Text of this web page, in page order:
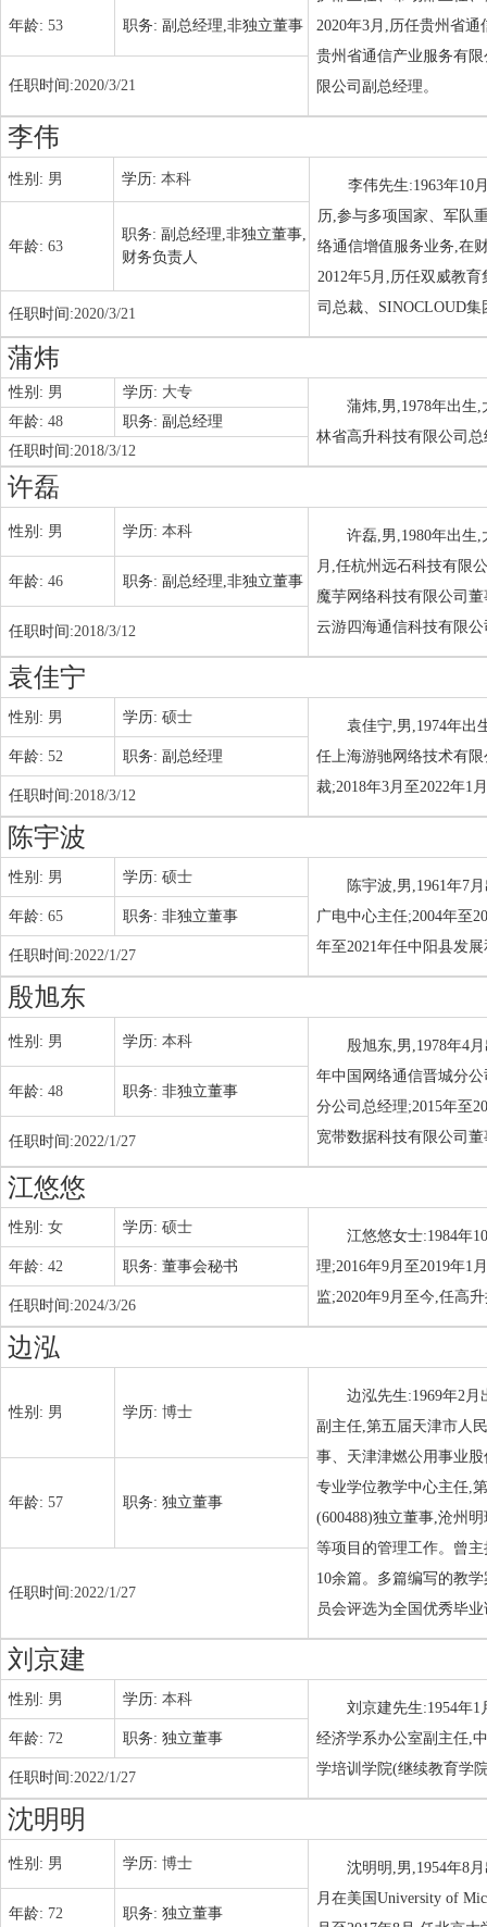
2020年3月,历任贵州省
贵州省通信产业服务有
限公司副总经理。
年龄: 53 职务: 副总经理,非独立董事
任职时间:2020/3/21
李伟
性别: 男 学历: 本科
李伟先生:1963年10
历,参与多项国家、军队
络通信增值服务业务,在
2012年5月,历任双威教
司总裁、SINOCLOUD
年龄: 63
职务: 副总经理,非独立董事,
财务负责人
任职时间:2020/3/21
蒲炜
性别: 男 学历: 大专
蒲炜,男,1978年出生
林省高升科技有限公司
年龄: 48 职务: 副总经理
任职时间:2018/3/12
许磊
性别: 男 学历: 本科
许磊,男,1980年出生
月,任杭州远石科技有限
魔芋网络科技有限公司
云游四海通信科技有限
年龄: 46 职务: 副总经理,非独立董事
任职时间:2018/3/12
袁佳宁
性别: 男 学历: 硕士
袁佳宁,男,1974年出
任上海游驰网络技术有
裁;2018年3月至2022年1
年龄: 52 职务: 副总经理
任职时间:2018/3/12
陈宇波
性别: 男 学历: 硕士
陈宇波,男,1961年7
广电中心主任;2004年至
年至2021年任中阳县发
年龄: 65 职务: 非独立董事
任职时间:2022/1/27
殷旭东
性别: 男 学历: 本科
殷旭东,男,1978年4
年中国网络通信晋城分
分公司总经理;2015年至
宽带数据科技有限公司
年龄: 48 职务: 非独立董事
任职时间:2022/1/27
江悠悠
性别: 女 学历: 硕士
江悠悠女士:1984年
理;2016年9月至2019年1
监;2020年9月至今,任高
年龄: 42 职务: 董事会秘书
任职时间:2024/3/26
边泓
性别: 男 学历: 博士
边泓先生:1969年2
副主任,第五届天津市人
事、天津津燃公用事业
专业学位教学中心主任,
(600488)独立董事,沧州
等项目的管理工作。曾
10余篇。多篇编写的教
员会评选为全国优秀毕
年龄: 57 职务: 独立董事
任职时间:2022/1/27
刘京建
性别: 男 学历: 本科
刘京建先生:1954年
经济学系办公室副主任,
学培训学院(继续教育学
年龄: 72 职务: 独立董事
任职时间:2022/1/27
沈明明
性别: 男 学历: 博士
沈明明,男,1954年8
月在美国University of
年龄: 72 职务: 独立董事